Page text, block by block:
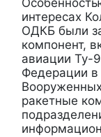
интересах
ОДКБ были
компонент,
авиации Ту-
Федерации
ракетные